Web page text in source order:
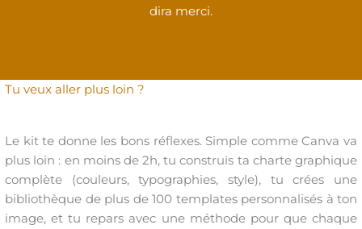
dira merci.
Tu veux aller plus loin ?
Le kit te donne les bons réflexes. Simple comme Canva va
plus loin : en moins de 2h, tu construis ta charte graphique
complète (couleurs, typographies, style), tu crées une
bibliothèque de plus de 100 templates personnalisés à ton
image, et tu repars avec une méthode pour que chaque